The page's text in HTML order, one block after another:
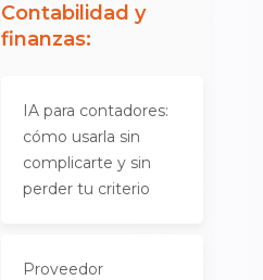
Contabilidad y
finanzas:
IA para contadores:
cómo usarla sin
complicarte y sin
perder tu criterio
Proveedor